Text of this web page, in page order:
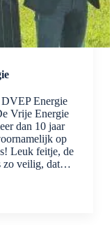
Energie
Vrije Energie
dan 10 jaar
op
Leuk feitje, de
zo veilig, dat…